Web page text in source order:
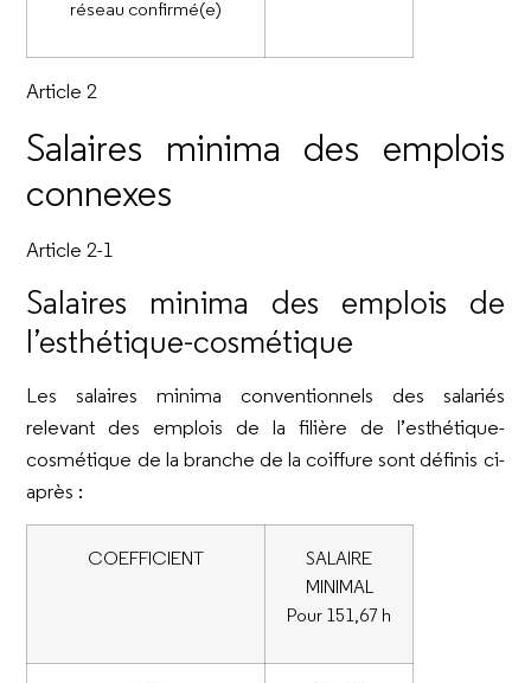
réseau confirmé(e)
Article 2
Salaires minima des emplois
connexes
Article 2-1
Salaires minima des emplois de
l’esthétique-cosmétique
Les salaires minima conventionnels des salariés
relevant des emplois de la filière de l’esthétique-
cosmétique de la branche de la coiffure sont définis ci-
après :
COEFFICIENT
SALAIRE
MINIMAL
Pour 151,67 h